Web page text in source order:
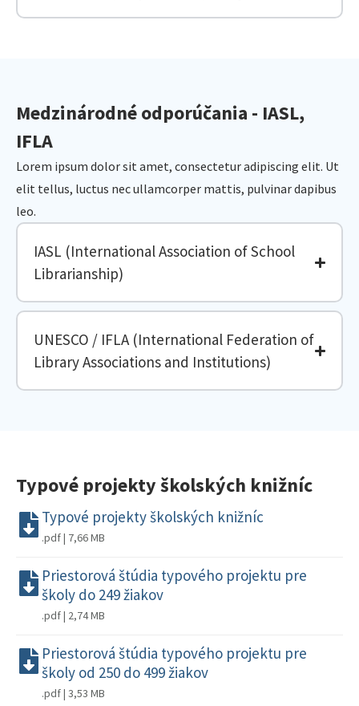
Medzinárodné odporúčania - IASL,
IFLA
Lorem ipsum dolor sit amet, consectetur adipiscing elit. Ut
elit tellus, luctus nec ullamcorper mattis, pulvinar dapibus
leo.
IASL (International Association of School
Librarianship)
UNESCO / IFLA (International Federation of
Library Associations and Institutions)
Typové projekty školských knižníc
Typové projekty školských knižníc
.pdf | 7,66 MB
Priestorová štúdia typového projektu pre
školy do 249 žiakov
.pdf | 2,74 MB
Priestorová štúdia typového projektu pre
školy od 250 do 499 žiakov
.pdf | 3,53 MB